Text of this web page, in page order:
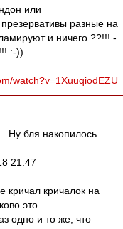
или
разные на
и ничего ??!!! -
:-))
watch?v=1XuuqiodEZU
бля накопилось....
21:47
кричал кричалок на
это.
одно и то же, что